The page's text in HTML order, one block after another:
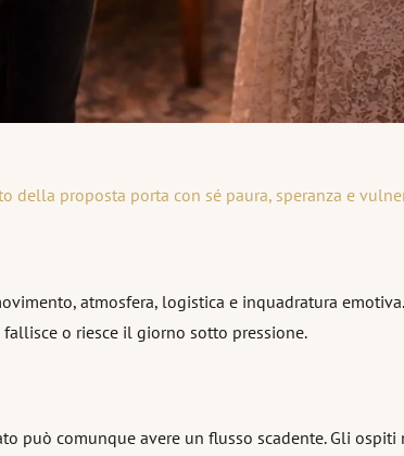
della proposta porta con sé paura, speranza e
atmosfera, logistica e inquadratura
o riesce il giorno sotto pressione.
può comunque avere un flusso scadente. Gli